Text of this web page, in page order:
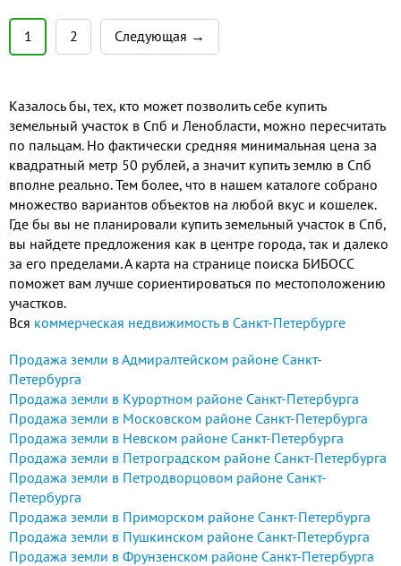
38573 м2 Продажа земельного
участка промышленного
границе участка: газ, вода, тепло,
канализация. Собственность Физ.
Лица Электричество 150 ...
1 2 Следующая →
Казалось бы, тех, кто может позволить себе купить
земельный участок в Спб и Ленобласти, можно пересчитать
по пальцам. Но фактически средняя минимальная цена за
квадратный метр 50 рублей, а значит купить землю в Спб
вполне реально. Тем более, что в нашем каталоге собрано
множество вариантов объектов на любой вкус и кошелек.
Где бы вы не планировали купить земельный участок в Спб,
вы найдете предложения как в центре города, так и далеко
за его пределами. А карта на странице поиска БИБОСС
поможет вам лучше сориентироваться по местоположению
участков.
Вся коммерческая недвижимость в Санкт-Петербурге
Продажа земли в Адмиралтейском районе Санкт-
Петербурга
Продажа земли в Курортном районе Санкт-Петербурга
Продажа земли в Московском районе Санкт-Петербурга
Продажа земли в Невском районе Санкт-Петербурга
Продажа земли в Петроградском районе Санкт-Петербурга
Продажа земли в Петродворцовом районе Санкт-
Петербурга
Продажа земли в Приморском районе Санкт-Петербурга
Продажа земли в Пушкинском районе Санкт-Петербурга
Продажа земли в Фрунзенском районе Санкт-Петербурга